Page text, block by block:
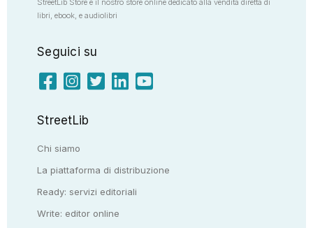
libri, ebook, e audiolibri
Seguici su
StreetLib
Chi siamo
La piattaforma di distribuzione
Ready: servizi editoriali
Write: editor online